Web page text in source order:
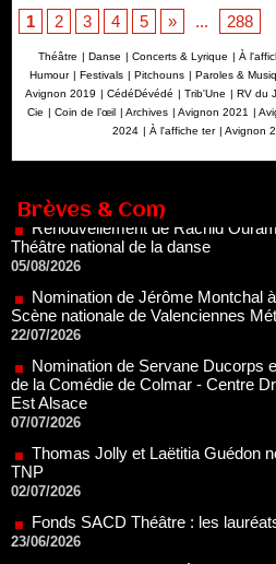
1
2 3 4 5 » ... 288
Théâtre | Danse | Concerts & Lyrique | À
Humour | Festivals | Pitchouns | Paroles &
Avignon 2019 | CédéDévédé | Trib'Une | RV du
Cie | Coin de l’œil | Archives | Avignon 2021 |
2024 | À l'affiche ter | Avignon
Brèves & Com
Théâtre national de la danse
Nomination de Jérôme Montchal
Scène nationale de Valenciennes
22/07/2026
de la Comédie de Colmar - Centre
Est Alsace
07/07/2026
Thomas Jolly et Laëtitia Guédon
TNP
02/07/2026
23/06/2026
Dispositif ARTCENA Écrire pour
Le palmarès des prix SACD 2026